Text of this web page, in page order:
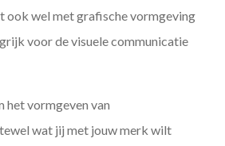
ook wel met grafische vormgeving
voor de visuele communicatie
het vormgeven van
wat jij met jouw merk wilt